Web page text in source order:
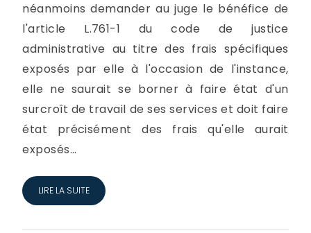
néanmoins demander au juge le bénéfice de
l'article L.761-1 du code de justice
administrative au titre des frais spécifiques
exposés par elle à l'occasion de l'instance,
elle ne saurait se borner à faire état d'un
surcroît de travail de ses services et doit faire
état précisément des frais qu'elle aurait
exposés...
LIRE LA SUITE